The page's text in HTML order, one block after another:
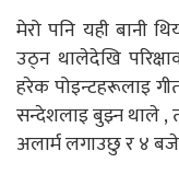
मेरो पनि यही बानी
उठ्न थालेदेखि
हरेक पोइन्टहरूलाइ
सन्देशलाइ बुझ्न थाले
अलार्म लगाउछु र ४